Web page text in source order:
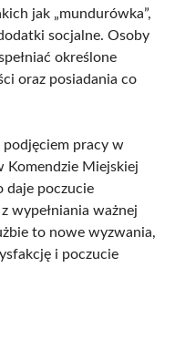
jak „mundurówka”,
socjalne. Osoby
określone
oraz posiadania co
podjęciem pracy w
Komendzie Miejskiej
daje poczucie
wypełniania ważnej
to nowe wyzwania,
i poczucie